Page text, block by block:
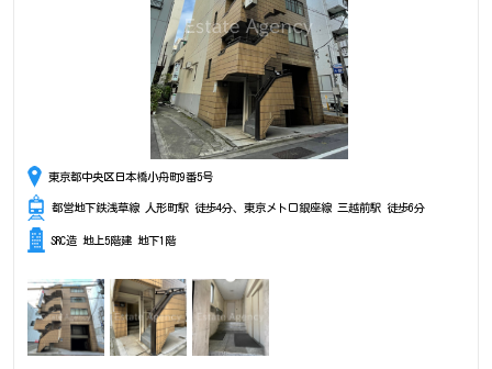
東京都中央区日本橋小舟町9番5号
都営地下鉄浅草線 人形町駅 徒歩4分、東京メトロ銀座線 三越前駅 徒歩6分
SRC造 地上5階建 地下1階